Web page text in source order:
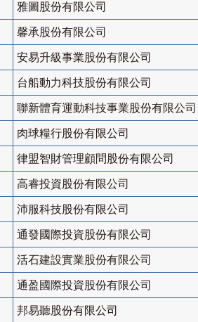
雅圖股份有限公司
馨承股份有限公司
安易升級事業股份有限公司
台船動力科技股份有限公司
聯新體育運動科技事業股份有限公司
肉球糧行股份有限公司
律盟智財管理顧問股份有限公司
高睿投資股份有限公司
沛服科技股份有限公司
通發國際投資股份有限公司
活石建設實業股份有限公司
通盈國際投資股份有限公司
邦易聽股份有限公司